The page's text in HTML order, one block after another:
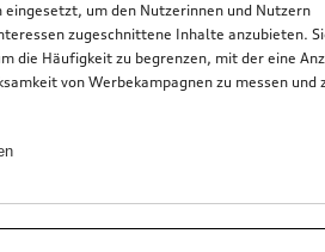
der Importeurin AMAG Import AG. Inkl.
Audi Partner können abweichen; weitere
eingesetzt, um den Nutzerinnen und Nutzern
zugeschnittene Inhalte anzubieten.
die Häufigkeit zu begrenzen, mit der eine
von Werbekampagnen zu messen und